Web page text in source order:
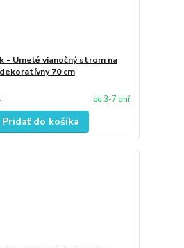
- Umelé vianočný strom na
70 cm
do 3-7 dní
Pridať do košíka